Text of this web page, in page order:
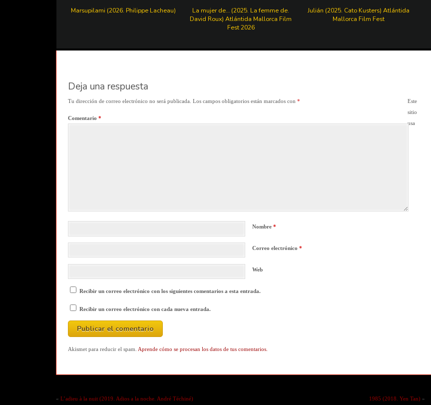
Marsupilami (2026. Philippe Lacheau)
La mujer de… (2025. La femme de.
David Roux) Atlántida Mallorca Film
Fest 2026
Julián (2025. Cato Kusters) Atlántida
Mallorca Film Fest
Deja una respuesta
Tu dirección de correo electrónico no será publicada. Los campos obligatorios están marcados con *
Comentario *
Nombre *
Correo electrónico *
Web
Recibir un correo electrónico con los siguientes comentarios a esta entrada.
Recibir un correo electrónico con cada nueva entrada.
Este
sitio
usa
Akismet para reducir el spam. Aprende cómo se procesan los datos de tus comentarios.
« L’adieu à la nuit (2019. Adios a la noche. André Téchiné) 1985 (2018. Yen Tan)»